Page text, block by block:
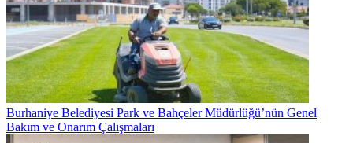
Burhaniye Belediyesi Park ve Bahçeler Müdürlüğü’nün Genel
Bakım ve Onarım Çalışmaları